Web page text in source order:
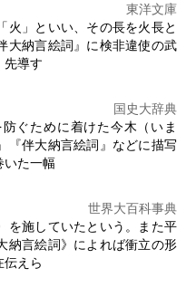
東洋文庫
火」といい、その長を火長と
大納言絵詞 』に検非違使の武
導す
国史大辞典
ぐために着けた今木（いま
『伴大納言絵詞 』などに描写
いた一幅
世界大百科事典
を施していたという。また平
納言絵詞》によれば衝立の形
伝えら